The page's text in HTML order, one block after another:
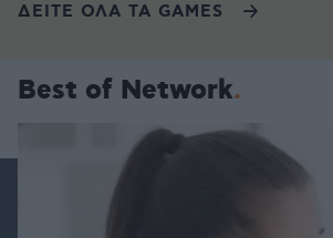
ΔΕΙΤΕ ΟΛΑ ΤΑ GAMES
Best of Network